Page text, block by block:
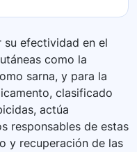
efectividad en el
como la
sarna, y para la
clasificado
actúa
responsables de estas
y recuperación de las